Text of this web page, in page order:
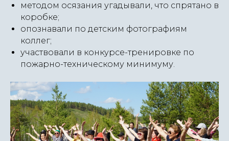
методом осязания угадывали, что спрятано в
коробке;
опознавали по детским фотографиям
коллег;
участвовали в конкурсе-тренировке по
пожарно-техническому минимуму.